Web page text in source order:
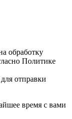
обработку
Политике
отправки
время с вами